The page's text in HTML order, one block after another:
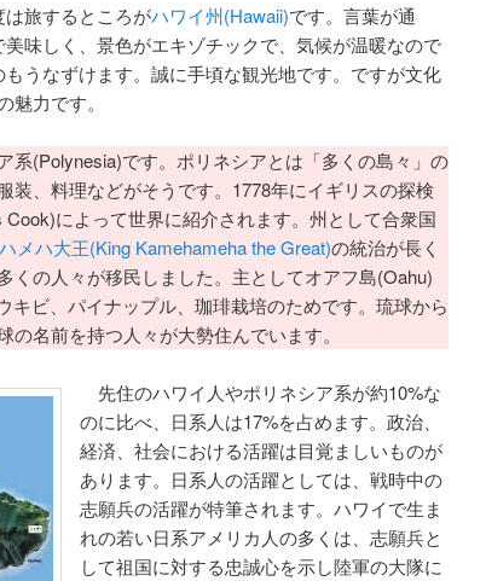
旅するところがハワイ州(Hawaii)です。言葉が通
美味しく、景色がエキゾチックで、気候が温暖なので
うなずけます。誠に手頃な観光地です。ですが文化
力です。
系(Polynesia)です。ポリネシアとは「多くの島々」の
装、料理などがそうです。1778年にイギリスの探検
によって世界に紹介されます。州として合衆国
メハ大王(King Kamehameha the Great)の統治が長く
くの人々が移民しました。主としてオアフ島(Oahu)
キビ、パイナップル、珈琲栽培のためです。琉球から
名前を持つ人々が大勢住んでいます。
先住のハワイ人やポリネシア系が約10%な
のに比べ、日系人は17%を占めます。政治、
経済、社会における活躍は目覚ましいものが
あります。日系人の活躍としては、戦時中の
志願兵の活躍が特筆されます。ハワイで生ま
れの若い日系アメリカ人の多くは、志願兵と
して祖国に対する忠誠心を示し陸軍の大隊に